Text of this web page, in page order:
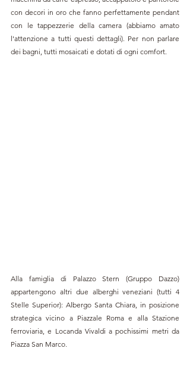
con decori in oro che fanno perfettamente pendant
con le tappezzerie della camera (abbiamo amato
l'attenzione a tutti questi dettagli). Per non parlare
dei bagni, tutti mosaicati e dotati di ogni comfort.
Alla famiglia di Palazzo Stern (Gruppo Dazzo)
appartengono altri due alberghi veneziani (tutti 4
Stelle Superior): Albergo Santa Chiara, in posizione
strategica vicino a Piazzale Roma e alla Stazione
ferroviaria, e Locanda Vivaldi a pochissimi metri da
Piazza San Marco.